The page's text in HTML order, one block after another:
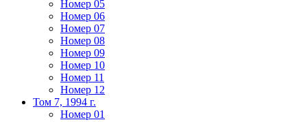
Номер 05
Номер 06
Номер 07
Номер 08
Номер 09
Номер 10
Номер 11
Номер 12
Том 7, 1994 г.
Номер 01